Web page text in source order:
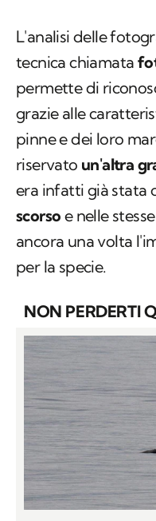
L'analisi delle
tecnica chiamata
permette di
grazie alle
pinne e dei loro
riservato un'altra
era infatti già stata
scorso e nelle
ancora una volta
per la specie.
NON PERDERTI